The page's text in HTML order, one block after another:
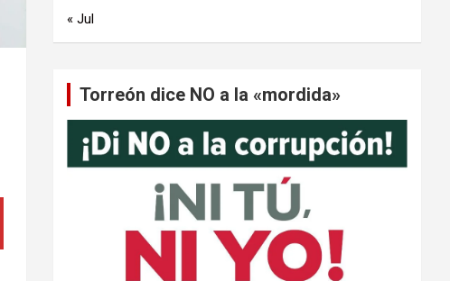
« Jul
Torreón dice NO a la «mordida»